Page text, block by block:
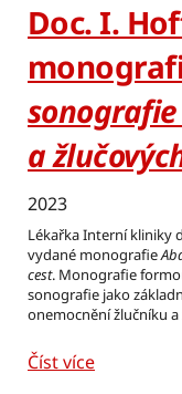
Doc. I.
a
2023
Lékařka Interní kliniky
vydané monografie
cest. Monografie
sonografie jako
onemocnění žlučníku
Číst více